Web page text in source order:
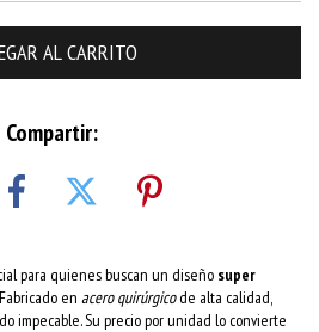
Compartir:
para quienes buscan un diseño super
en acero quirúrgicode alta calidad,
impecable. Su precio por unidad lo convierte